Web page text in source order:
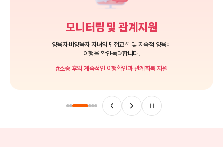
모니터링 및 관계지원
양육자·비양육자 자녀의 면접교섭 및 지속적 양육비
이행을 확인·독려합니다.
#소송 후의 계속적인 이행확인과 관계회복 지원
이전 다음 일시정지